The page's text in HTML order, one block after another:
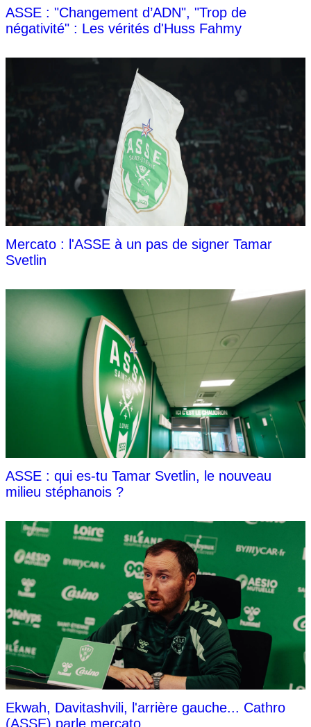
ASSE : "Changement d’ADN", "Trop de
négativité" : Les vérités d'Huss Fahmy
Mercato : l'ASSE à un pas de signer Tamar
Svetlin
ASSE : qui es-tu Tamar Svetlin, le nouveau
milieu stéphanois ?
Ekwah, Davitashvili, l'arrière gauche... Cathro
(ASSE) parle mercato